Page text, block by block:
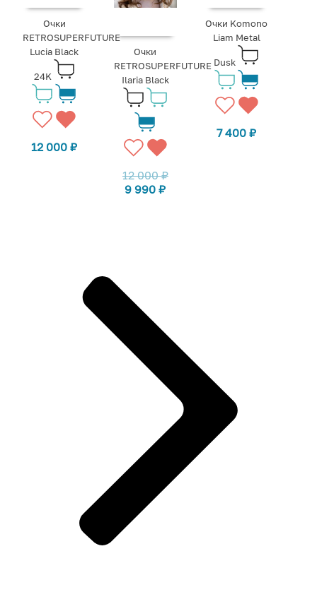
Очки
RETROSUPERFUTURE
Lucia Black
24K
12 000₽
Очки
RETROSUPERFUTURE
Ilaria Black
12 000₽
9 990₽
Очки Komono
Liam Metal
Dusk
7 400₽